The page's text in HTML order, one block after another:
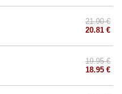
21.90 €
20.81 €
19.95 €
18.95 €